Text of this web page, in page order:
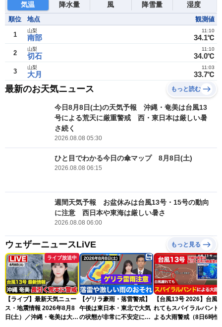
気温 降水量 風 降雪量 湿度
順位 地点 観測値
1 南部
山梨
34.1℃
11:10
2 切石
山梨
34.0℃
11:10
3 大月
山梨
33.7℃
11:03
最新のお天気ニュース もっと読む
今日8月8日(土)の天気予報 沖縄・奄美は台風13
号による荒天に厳重警戒 西・東日本は厳しい暑
さ続く
2026.08.08 05:30
ひと目でわかる今日の傘マップ 8月8日(土)
2026.08.08 06:15
週間天気予報 お盆休みは台風13号・15号の動向
に注意 西日本や東海は厳しい暑さ
2026.08.08 06:00
ウェザーニュースLiVE もっと見る
ライブ放送中
【ライブ】最新天気ニュー
ス・地震情報 2026年8月8
日(土）／沖縄・奄美は大荒
【ゲリラ豪雨・落雷警戒】
午後は東日本・東北で大気
の状態が非常に不安定に
【台風13号 2026】台風
れてもスパイラルバンド
よる大雨警戒（8日6時情